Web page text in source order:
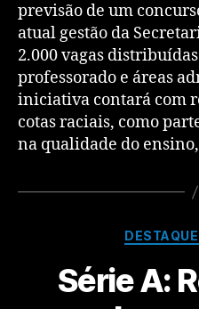
previsão de um
atual gestão da
2.000 vagas
professorado e áreas
iniciativa contará com
cotas raciais, como
na qualidade do
DESTAQUE
Série A: